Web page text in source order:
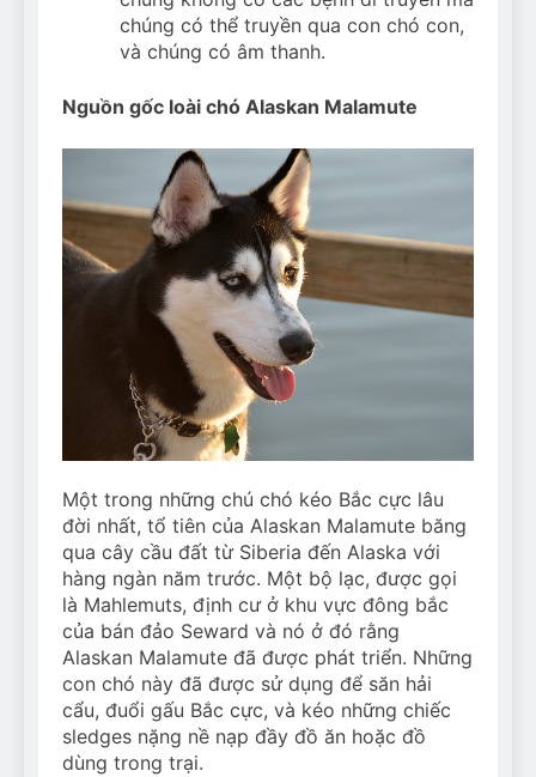
chúng có thể truyền qua con chó con,
và chúng có âm thanh.
Nguồn gốc loài chó Alaskan Malamute
Một trong những chú chó kéo Bắc cực lâu
đời nhất, tổ tiên của Alaskan Malamute băng
qua cây cầu đất từ ​​Siberia đến Alaska với
hàng ngàn năm trước. Một bộ lạc, được gọi
là Mahlemuts, định cư ở khu vực đông bắc
của bán đảo Seward và nó ở đó rằng
Alaskan Malamute đã được phát triển. Những
con chó này đã được sử dụng để săn hải
cẩu, đuổi gấu Bắc cực, và kéo những chiếc
sledges nặng nề nạp đầy đồ ăn hoặc đồ
dùng trong trại.